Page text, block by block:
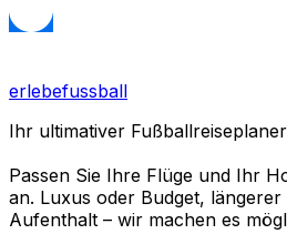
erlebefussball
Ihr ultimativer Fußballreiseplaner
Passen Sie Ihre Flüge und Ihr
an. Luxus oder Budget,
Aufenthalt – wir machen es